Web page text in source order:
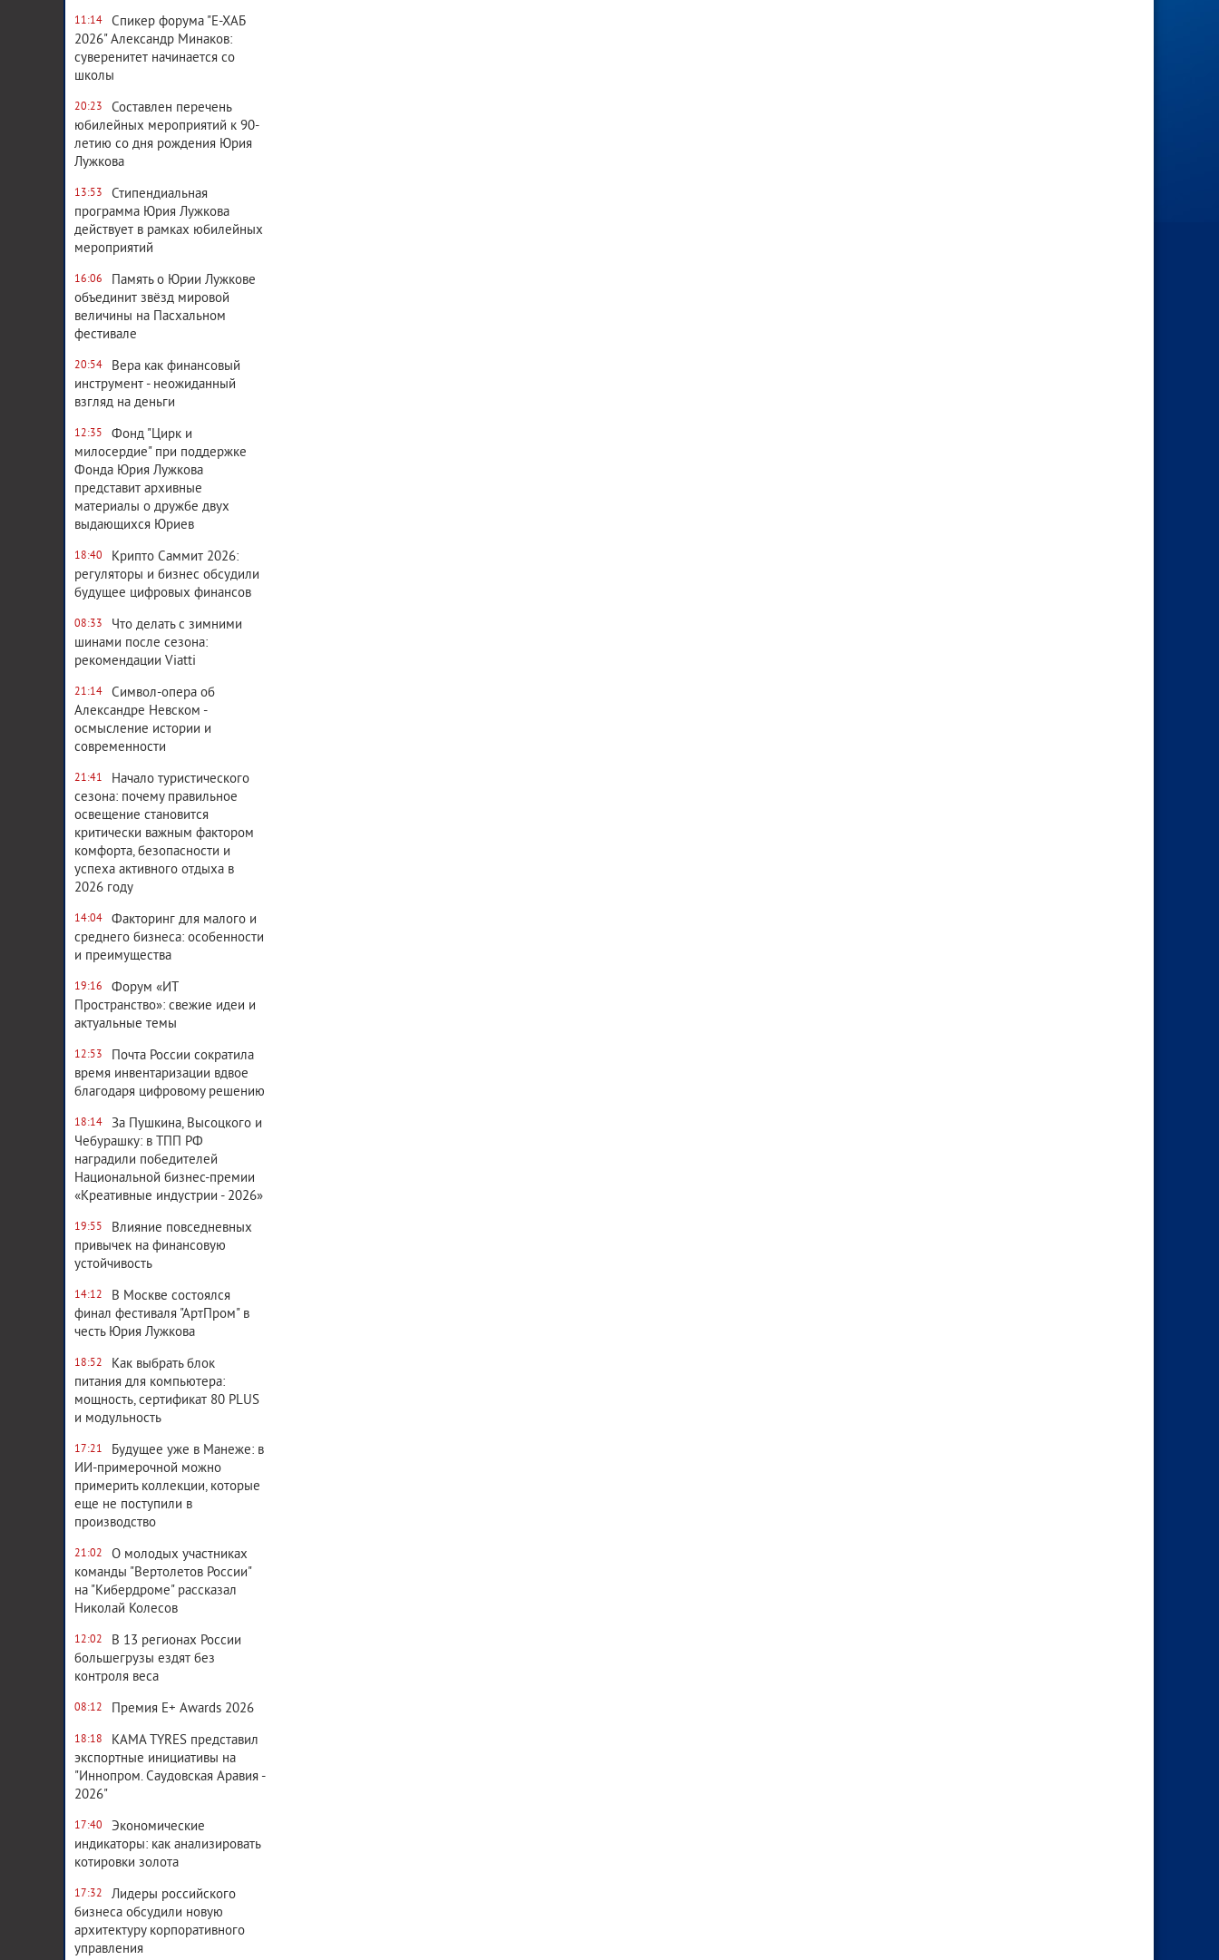
11:14
Спикер форума "Е-ХАБ
2026" Александр Минаков:
суверенитет начинается со
школы
20:23
Составлен перечень
юбилейных мероприятий к 90-
летию со дня рождения Юрия
Лужкова
13:53
Стипендиальная
программа Юрия Лужкова
действует в рамках юбилейных
мероприятий
16:06
Память о Юрии Лужкове
объединит звёзд мировой
величины на Пасхальном
фестивале
20:54
Вера как финансовый
инструмент - неожиданный
взгляд на деньги
12:35
Фонд "Цирк и
милосердие" при поддержке
Фонда Юрия Лужкова
представит архивные
материалы о дружбе двух
выдающихся Юриев
18:40
Крипто Саммит 2026:
регуляторы и бизнес обсудили
будущее цифровых финансов
08:33
Что делать с зимними
шинами после сезона:
рекомендации Viatti
21:14
Символ-опера об
Александре Невском -
осмысление истории и
современности
21:41
Начало туристического
сезона: почему правильное
освещение становится
критически важным фактором
комфорта, безопасности и
успеха активного отдыха в
2026 году
14:04
Факторинг для малого и
среднего бизнеса: особенности
и преимущества
19:16
Форум «ИТ
Пространство»: свежие идеи и
актуальные темы
12:53
Почта России сократила
время инвентаризации вдвое
благодаря цифровому решению
18:14
За Пушкина, Высоцкого и
Чебурашку: в ТПП РФ
наградили победителей
Национальной бизнес-премии
«Креативные индустрии - 2026»
19:55
Влияние повседневных
привычек на финансовую
устойчивость
14:12
В Москве состоялся
финал фестиваля "АртПром" в
честь Юрия Лужкова
18:52
Как выбрать блок
питания для компьютера:
мощность, сертификат 80 PLUS
и модульность
17:21
Будущее уже в Манеже: в
ИИ-примерочной можно
примерить коллекции, которые
еще не поступили в
производство
21:02
О молодых участниках
команды "Вертолетов России"
на "Кибердроме" рассказал
Николай Колесов
12:02
В 13 регионах России
большегрузы ездят без
контроля веса
08:12 Премия E+ Awards 2026
18:18
KAMA TYRES представил
экспортные инициативы на
"Иннопром. Саудовская Аравия -
2026"
17:40
Экономические
индикаторы: как анализировать
котировки золота
17:32
Лидеры российского
бизнеса обсудили новую
архитектуру корпоративного
управления